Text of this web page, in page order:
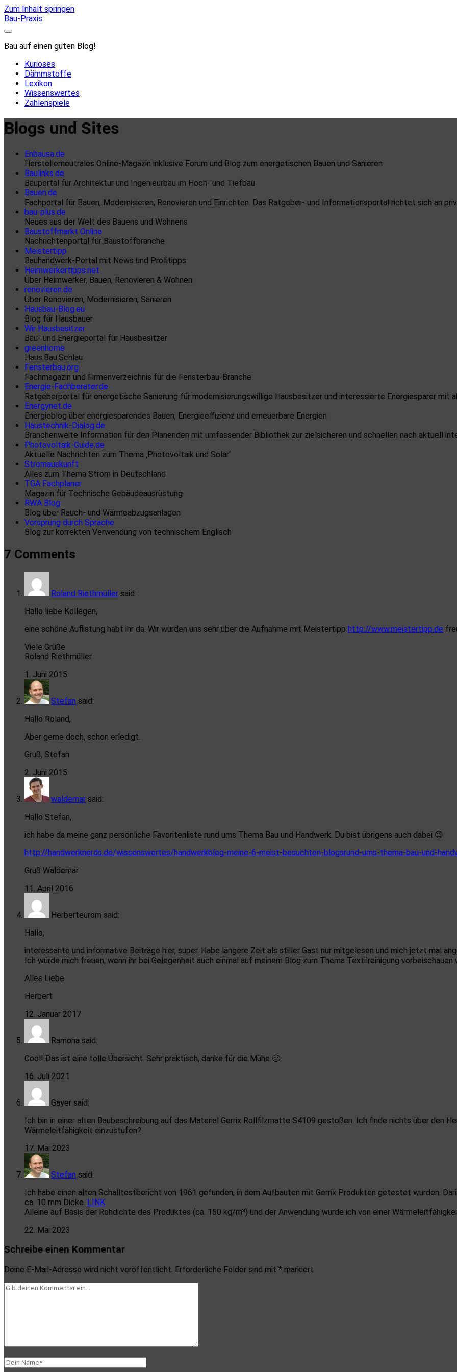
Zum Inhalt springen
Bau-Praxis
Bau auf einen guten Blog!
Kurioses
Dämmstoffe
Lexikon
Wissenswertes
Zahlenspiele
Blogs und Sites
Enbausa.de
Herstellerneutrales Online-Magazin inklusive Forum und Blog zum energetischen Bauen und Sanieren
Baulinks.de
Bauportal für Architektur und Ingenieurbau im Hoch- und Tiefbau
Bauen.de
Fachportal für Bauen, Modernisieren, Renovieren und Einrichten. Das Ratgeber- und Informationsportal richtet sich an
bau-plus.de
Neues aus der Welt des Bauens und Wohnens
Baustoffmarkt Online
Nachrichtenportal für Baustoffbranche
Meistertipp
Bauhandwerk-Portal mit News und Profitipps
Heimwerkertipps.net
Über Heimwerker, Bauen, Renovieren & Wohnen
renovieren.de
Über Renovieren, Modernisieren, Sanieren
Hausbau-Blog.eu
Blog für Hausbauer
Wir Hausbesitzer
Bau- und Energieportal für Hausbesitzer
greenhome
Haus.Bau.Schlau
Fensterbau.org
Fachmagazin und Firmenverzeichnis für die Fensterbau-Branche
Energie-Fachberater.de
Ratgeberportal für energetische Sanierung für modernisierungswillige Hausbesitzer und interessierte Energiesparer mit
Energynet.de
Energieblog über energiesparendes Bauen, Energieeffizienz und erneuerbare Energien
Haustechnik-Dialog.de
Branchenweite Information für den Planenden mit umfassender Bibliothek zur zielsicheren und schnellen nach aktuell
Photovoltaik-Guide.de
Aktuelle Nachrichten zum Thema ‚Photovoltaik und Solar‘
Stromauskunft
Alles zum Thema Strom in Deutschland
TGA Fachplaner
Magazin für Technische Gebäudeausrüstung
RWA Blog
Blog über Rauch- und Wärmeabzugsanlagen
Vorsprung durch Sprache
Blog zur korrekten Verwendung von technischem Englisch
7 Comments
Roland Riethmüller said:
Hallo liebe Kollegen,
eine schöne Auflistung habt ihr da. Wir würden uns sehr über die Aufnahme mit Meistertipp http://www.meistertipp.de
Viele Grüße
Roland Riethmüller
1. Juni 2015
Stefan said:
Hallo Roland,
Aber gerne doch, schon erledigt.
Gruß, Stefan
2. Juni 2015
waldemar said:
Hallo Stefan,
ich habe da meine ganz persönliche Favoritenliste rund ums Thema Bau und Handwerk. Du bist übrigens auch dabei 😉
http://handwerknerds.de/wissenswertes/handwerkblog-meine-6-meist-besuchten-blogsrund-ums-thema-bau-und-
Gruß Waldemar
11. April 2016
Herberteurom said:
Hallo,
interessante und informative Beiträge hier, super. Habe längere Zeit als stiller Gast nur mitgelesen und mich jetzt mal
Ich würde mich freuen, wenn ihr bei Gelegenheit auch einmal auf meinem Blog zum Thema Textilreinigung vorbeischauen
Alles Liebe
Herbert
12. Januar 2017
Ramona said:
Cool! Das ist eine tolle Übersicht. Sehr praktisch, danke für die Mühe 🙂
16. Juli 2021
Gayer said:
Ich bin in einer alten Baubeschreibung auf das Material Gerrix Rollfilzmatte S4109 gestoßen. Ich finde nichts über den
Wärmeleitfähigkeit einzustufen?
17. Mai 2023
Stefan said:
Ich habe einen alten Schalltestbericht von 1961 gefunden, in dem Aufbauten mit Gerrix Produkten getestet wurden.
ca. 10 mm Dicke. LINK
Alleine auf Basis der Rohdichte des Produktes (ca. 150 kg/m³) und der Anwendung würde ich von einer
22. Mai 2023
Schreibe einen Kommentar
Deine E-Mail-Adresse wird nicht veröffentlicht. Erforderliche Felder sind mit * markiert
Dein
Dein